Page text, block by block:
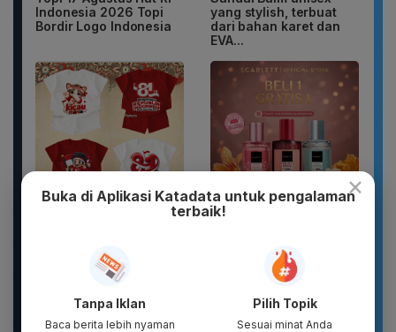
Indonesia 2026 Topi
Bordir Logo Indonesia
yang stylish, terbuat
dari bahan karet dan
EVA...
Agustus Dirgahayu 81
2026 Katun...
PARFUM WANITA
PARFUM PRIA WANGI
×
Buka di Aplikasi Katadata untuk pengalaman
terbaik!
Tanpa Iklan
Baca berita lebih nyaman
Pilih Topik
Sesuai minat Anda